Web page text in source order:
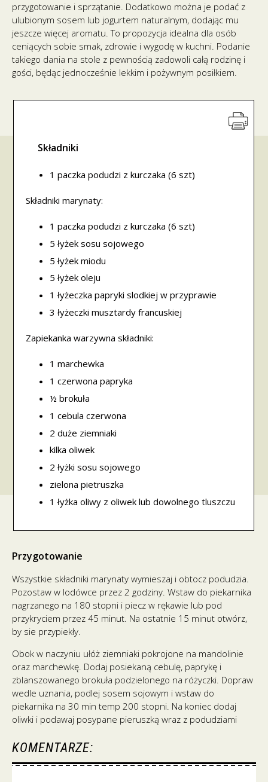
przygotowanie i sprzątanie. Dodatkowo można je podać z
ulubionym sosem lub jogurtem naturalnym, dodając mu
jeszcze więcej aromatu. To propozycja idealna dla osób
ceniących sobie smak, zdrowie i wygodę w kuchni. Podanie
takiego dania na stole z pewnością zadowoli całą rodzinę i
gości, będąc jednocześnie lekkim i pożywnym posiłkiem.
Składniki
1 paczka podudzi z kurczaka (6 szt)
Składniki marynaty:
1 paczka podudzi z kurczaka (6 szt)
5 łyżek sosu sojowego
5 łyżek miodu
5 łyżek oleju
1 łyżeczka papryki slodkiej w przyprawie
3 łyżeczki musztardy francuskiej
Zapiekanka warzywna składniki:
1 marchewka
1 czerwona papryka
½ brokuła
1 cebula czerwona
2 duże ziemniaki
kilka oliwek
2 łyżki sosu sojowego
zielona pietruszka
1 łyżka oliwy z oliwek lub dowolnego tluszczu
Przygotowanie
Wszystkie składniki marynaty wymieszaj i obtocz podudzia.
Pozostaw w lodówce przez 2 godziny. Wstaw do piekarnika
nagrzanego na 180 stopni i piecz w rękawie lub pod
przykryciem przez 45 minut. Na ostatnie 15 minut otwórz,
by sie przypiekły.
Obok w naczyniu ułóż ziemniaki pokrojone na mandolinie
oraz marchewkę. Dodaj posiekaną cebulę, paprykę i
zblanszowanego brokuła podzielonego na różyczki. Dopraw
wedle uznania, podlej sosem sojowym i wstaw do
piekarnika na 30 min temp 200 stopni. Na koniec dodaj
oliwki i podawaj posypane pieruszką wraz z podudziami
KOMENTARZE: